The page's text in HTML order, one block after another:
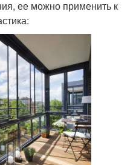
ее можно применить к